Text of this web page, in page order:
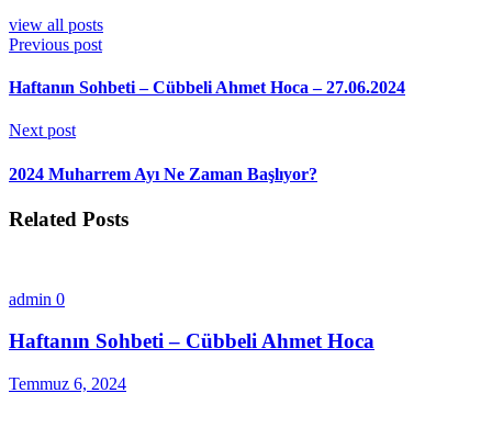
view all posts
Previous post
Haftanın Sohbeti – Cübbeli Ahmet Hoca – 27.06.2024
Next post
2024 Muharrem Ayı Ne Zaman Başlıyor?
Related Posts
admin 0
Haftanın Sohbeti – Cübbeli Ahmet Hoca
Temmuz 6, 2024